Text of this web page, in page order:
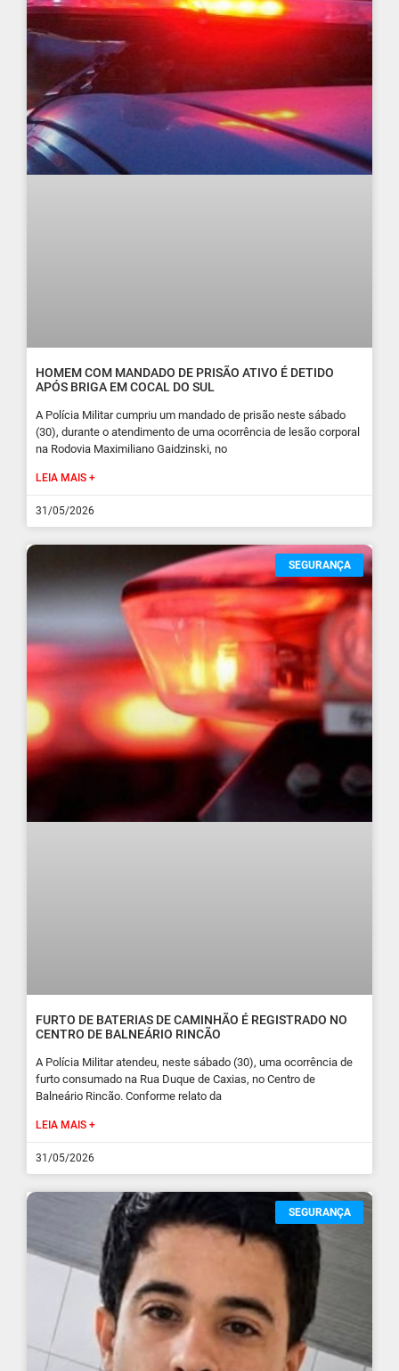
HOMEM COM MANDADO DE PRISÃO ATIVO É DETIDO
APÓS BRIGA EM COCAL DO SUL
A Polícia Militar cumpriu um mandado de prisão neste sábado
(30), durante o atendimento de uma ocorrência de lesão corporal
na Rodovia Maximiliano Gaidzinski, no
LEIA MAIS +
31/05/2026
SEGURANÇA
FURTO DE BATERIAS DE CAMINHÃO É REGISTRADO NO
CENTRO DE BALNEÁRIO RINCÃO
A Polícia Militar atendeu, neste sábado (30), uma ocorrência de
furto consumado na Rua Duque de Caxias, no Centro de
Balneário Rincão. Conforme relato da
LEIA MAIS +
31/05/2026
SEGURANÇA